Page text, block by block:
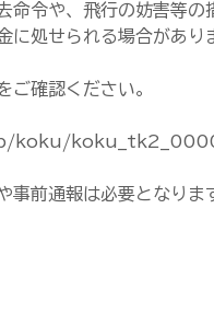
命令や、飛行の妨害等の
処せられる場合があり
ご確認ください。
koku/
事前通報は必要となりま